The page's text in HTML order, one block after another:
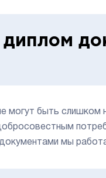
могут быть
мы